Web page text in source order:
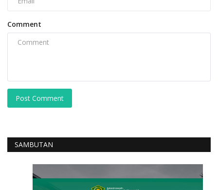
Comment
Post Comment
SAMBUTAN